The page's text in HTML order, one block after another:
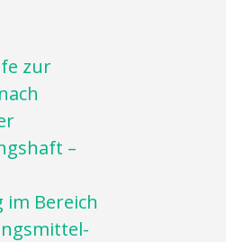
zur
–
Bereich